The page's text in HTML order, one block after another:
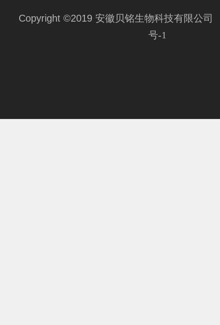
Copyright ©2019 安徽贝铭生物科技有限公司
号-1